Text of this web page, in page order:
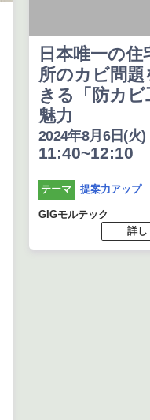
日本唯一の住
所のカビ問題
きる「防カ
魅力
2024年8月6日(火)
11:40~12:10
テーマ 提案力アップ
GIGモルテック
詳